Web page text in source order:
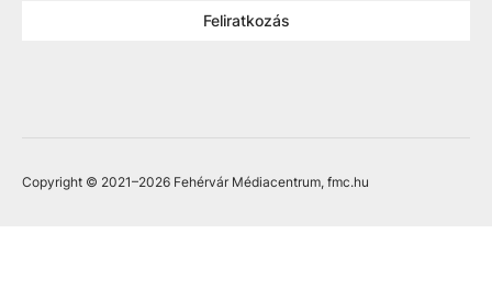
Feliratkozás
Copyright © 2021–2026 Fehérvár Médiacentrum, fmc.hu